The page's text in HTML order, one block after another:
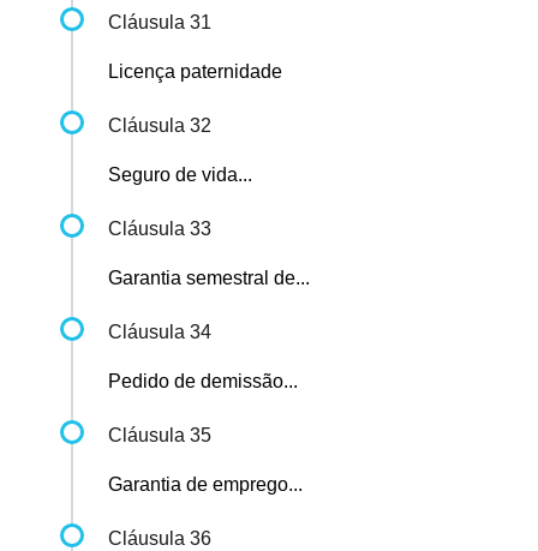
Cláusula 31
Licença paternidade
Cláusula 32
Seguro de vida...
Cláusula 33
Garantia semestral de...
Cláusula 34
Pedido de demissão...
Cláusula 35
Garantia de emprego...
Cláusula 36